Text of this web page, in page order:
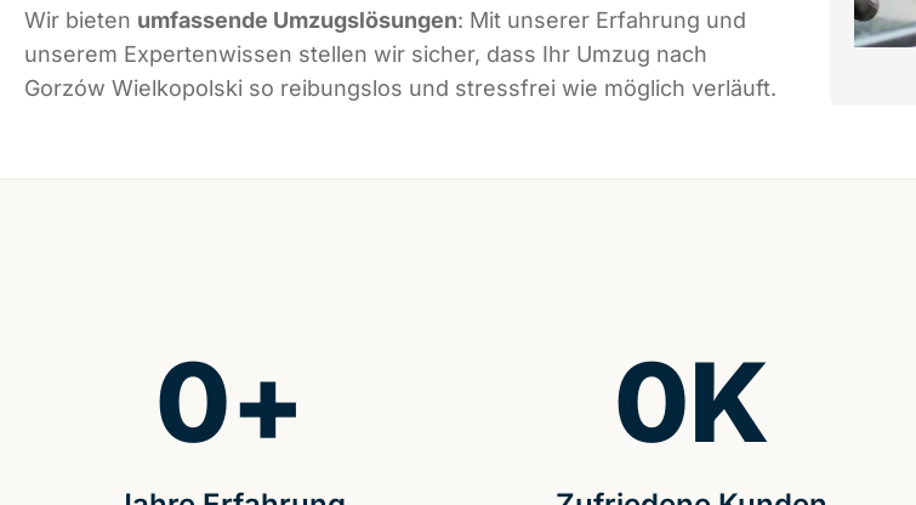
Wir bieten umfassende Umzugslösungen: Mit unserer Erfahrung und
unserem Expertenwissen stellen wir sicher, dass Ihr Umzug nach
Gorzów Wielkopolski so reibungslos und stressfrei wie möglich verläuft.
0+ 0K